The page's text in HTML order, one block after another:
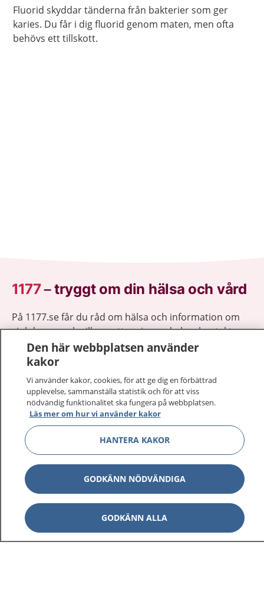
Fluorid skyddar tänderna från bakterier som ger
karies. Du får i dig fluorid genom maten, men ofta
behövs ett tillskott.
1177–tryggt om din hälsa och vård
På 1177.se får du råd om hälsa och information om
sjukdomar och vilka mottagningar du kan kontakta.
Logga in för att läsa din journal och göra dina
vårdärenden. Ring telefonnummer 1177 för
1177 ger dig råd när du vill må bättre.
1177 på flera språk Visa
Visa
Kontakt Visa
Den här webbplatsen använder
kakor
Vi använder kakor, cookies, för att ge dig en förbättrad
upplevelse, sammanställa statistik och för att viss
nödvändig funktionalitet ska fungera på webbplatsen.
Läs mer om hur vi använder kakor
HANTERA KAKOR
GODKÄNN NÖDVÄNDIGA
GODKÄNN ALLA